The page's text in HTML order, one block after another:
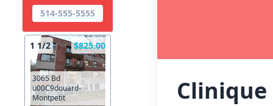
514-555-5555
1 1/2 $825.00
3065 Bd
u00C9douard-
Montpetit
Clinique